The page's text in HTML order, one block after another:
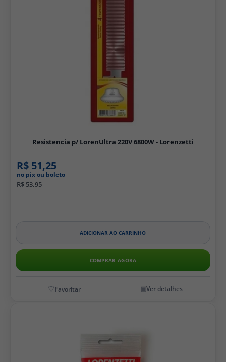
Resistencia p/ LorenUltra 220V 6800W - Lorenzetti
R$ 51,25
no pix ou boleto
R$ 53,95
ADICIONAR AO CARRINHO
COMPRAR AGORA
Ver detalhes